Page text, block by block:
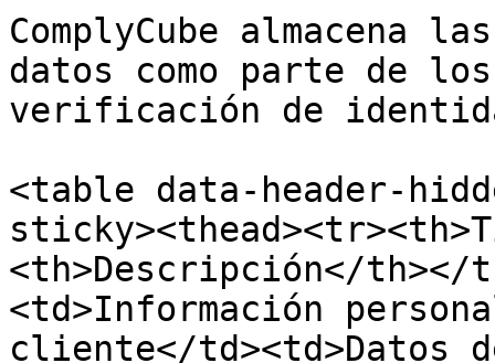
ComplyCube almacena
datos como parte de
verificación de
<table data-header-
<th>Descripción</th></
<td>Información
cliente</td><td>Datos